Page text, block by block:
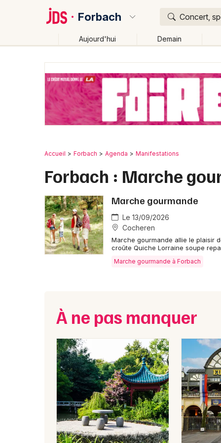
Forbach Concert,
Aujourd'hui Demain
Accueil Forbach Agenda Manifestations
Forbach : Marche
Marche gourmande
Le 13/09/2026
Cocheren
Marche gourmande allie le plaisir
croûte Quiche Lorraine soupe
Marche gourmande à Forbach
À ne pas manquer
Où ?
Forbach et alentours Moselle (57) Lorraine